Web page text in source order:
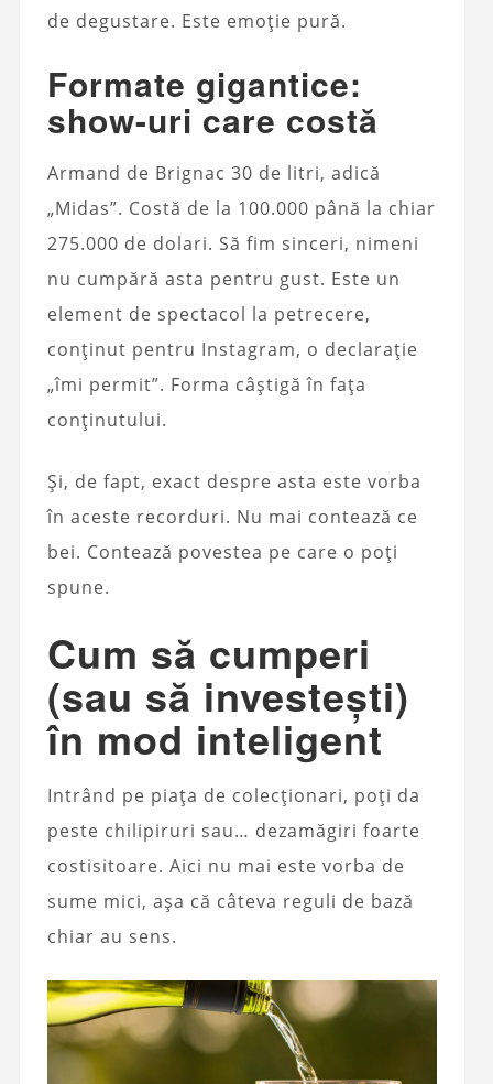
de degustare. Este emoție pură.
Formate gigantice:
show-uri care costă
Armand de Brignac 30 de litri, adică
„Midas”. Costă de la 100.000 până la chiar
275.000 de dolari. Să fim sinceri, nimeni
nu cumpără asta pentru gust. Este un
element de spectacol la petrecere,
conținut pentru Instagram, o declarație
„îmi permit”. Forma câștigă în fața
conținutului.
Și, de fapt, exact despre asta este vorba
în aceste recorduri. Nu mai contează ce
bei. Contează povestea pe care o poți
spune.
Cum să cumperi
(sau să investești)
în mod inteligent
Intrând pe piața de colecționari, poți da
peste chilipiruri sau… dezamăgiri foarte
costisitoare. Aici nu mai este vorba de
sume mici, așa că câteva reguli de bază
chiar au sens.